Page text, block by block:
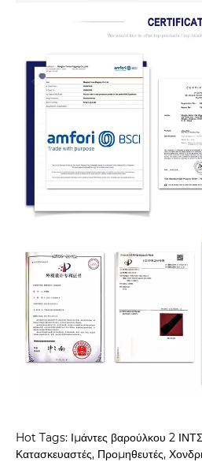
Hot Tags: Ιμάντες βαρούλκου 2
Κατασκευαστές, Προμηθευτές,